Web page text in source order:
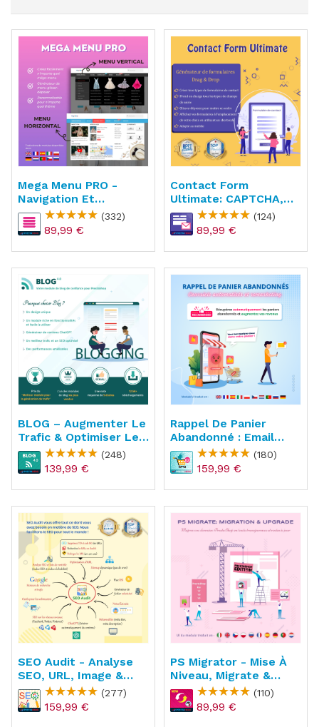
Mega Menu PRO -
Navigation Et
Créateur De Menu
(332)
89,99 €
Contact Form
Ultimate: CAPTCHA,
ReCAPTCHA, Anti
Spam
(124)
89,99 €
BLOG – Augmenter Le
Trafic & Optimiser Le
SEO
(248)
139,99 €
Rappel De Panier
Abandonné : Email
Automatique
(180)
159,99 €
SEO Audit - Analyse
SEO, URL, Image &
Sitemap
(277)
159,99 €
PS Migrator - Mise À
Niveau, Migrate &
Upgrade
(110)
89,99 €